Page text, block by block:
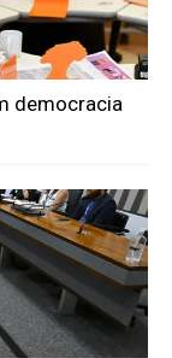
democracia